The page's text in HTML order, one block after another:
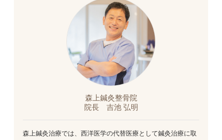
森上鍼灸整骨院
院長 吉池 弘明
森上鍼灸治療では、西洋医学の代替医療として鍼灸治療に取